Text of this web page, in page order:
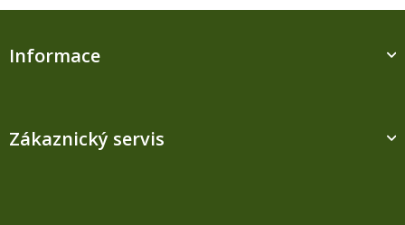
Informace
Zákaznický servis